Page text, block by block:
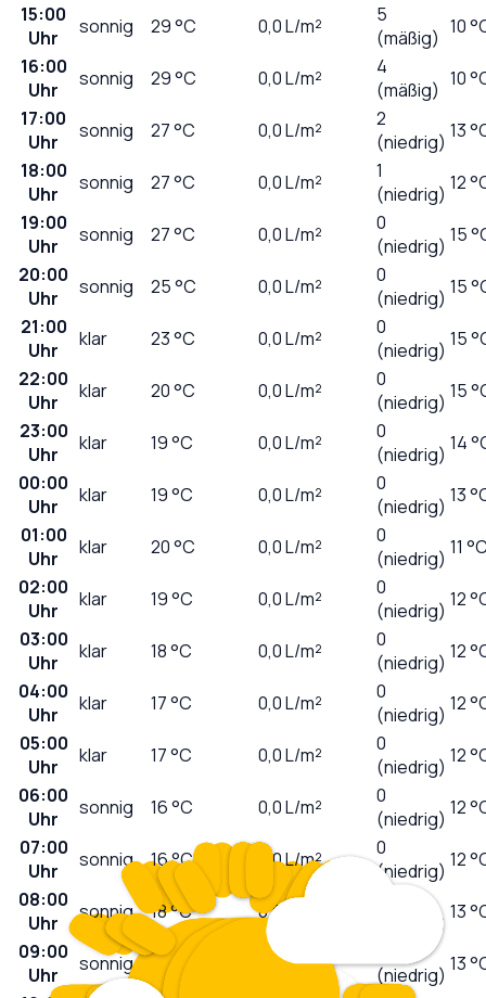
15:00
Uhr
sonnig 29°C 0,0L/m²
5
(mäßig) 10
16:00
Uhr
sonnig 29°C 0,0L/m²
4
(mäßig) 10
17:00
Uhr
sonnig 27°C 0,0L/m²
2
(niedrig) 13
18:00
Uhr
sonnig 27°C 0,0L/m²
1
(niedrig) 12
19:00
Uhr
sonnig 27°C 0,0L/m²
0
(niedrig) 15
20:00
Uhr
sonnig 25°C 0,0L/m²
0
(niedrig) 15
21:00
Uhr
klar 23°C 0,0L/m²
0
(niedrig) 15
22:00
Uhr
klar 20°C 0,0L/m²
0
(niedrig) 15
23:00
Uhr
klar 19°C 0,0L/m²
0
(niedrig) 14
00:00
Uhr
klar 19°C 0,0L/m²
0
(niedrig) 13
01:00
Uhr
klar 20°C 0,0L/m²
0
(niedrig) 11
02:00
Uhr
klar 19°C 0,0L/m²
0
(niedrig) 12
03:00
Uhr
klar 18°C 0,0L/m²
0
(niedrig) 12
04:00
Uhr
klar 17°C 0,0L/m²
0
(niedrig) 12
05:00
Uhr
klar 17°C 0,0L/m²
0
(niedrig) 12
06:00
Uhr
sonnig 16°C 0,0L/m²
0
(niedrig) 12
07:00
Uhr
sonnig 16°C 0,0L/m²
0
(niedrig) 12
08:00
Uhr
sonnig 18°C 0,0
(niedrig) 13
09:00
Uhr
sonnig 21°C 0,0L/m²
(niedrig) 13